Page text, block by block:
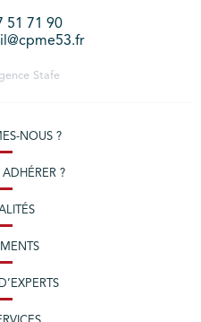
51 71 90
Stafe
NOUS ?
?